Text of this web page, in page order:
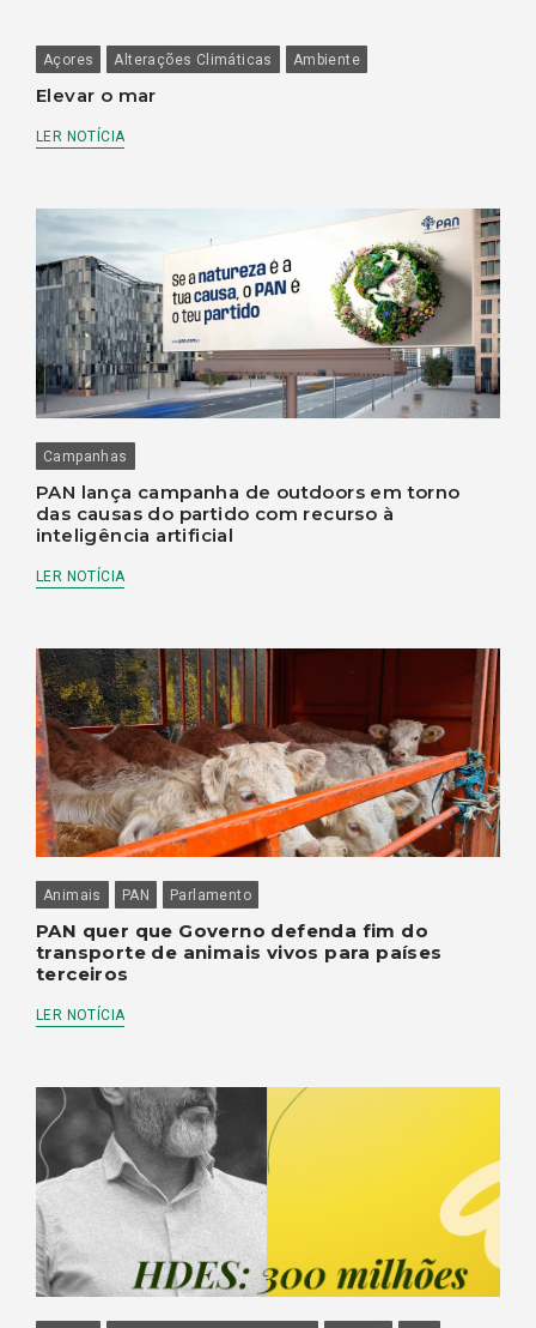
Açores Alterações Climáticas Ambiente
Elevar o mar
LER NOTÍCIA
Campanhas
PAN lança campanha de outdoors em torno
das causas do partido com recurso à
inteligência artificial
LER NOTÍCIA
Animais PAN Parlamento
PAN quer que Governo defenda fim do
transporte de animais vivos para países
terceiros
LER NOTÍCIA